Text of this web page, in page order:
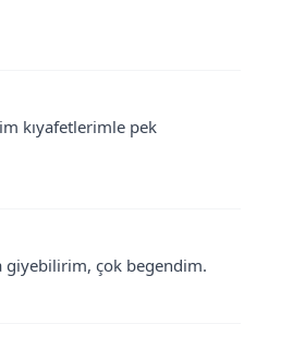
kıyafetlerimle pek
giyebilirim, çok begendim.